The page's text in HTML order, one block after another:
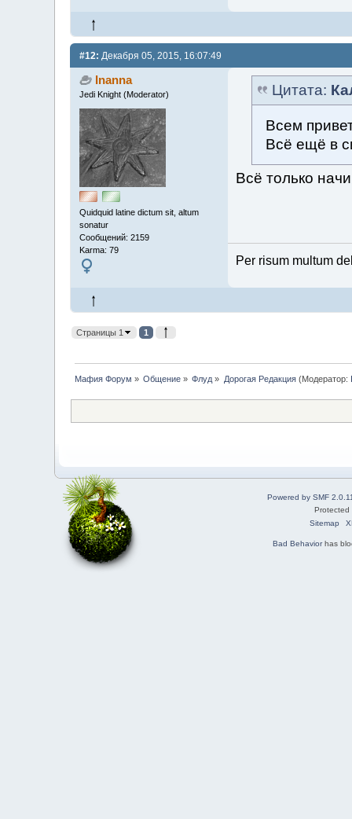
#12: Декабря 05, 2015, 16:07:49
Inanna
Jedi Knight (Moderator)
Quidquid latine dictum sit, altum
sonatur
Сообщений: 2159
Karma: 79
Цитата:
Всем
Всё ещё в
Всё только
Per risum multum
Страницы 1 1
Мафия Форум » Общение » Флуд » Дорогая Редакция(Модератор:
Powered by SMF
Sitemap
Bad Behaviorhas